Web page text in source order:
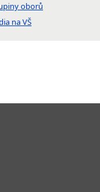
oborů
na VŠ